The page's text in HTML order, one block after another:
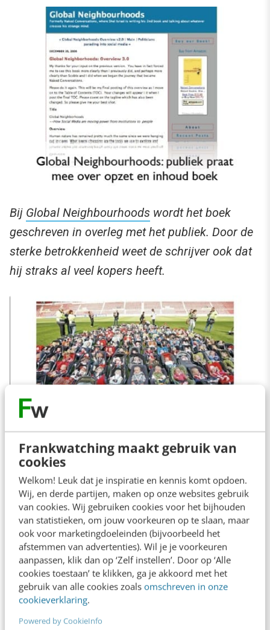
Frankwatching maakt gebruik van
cookies
Welkom! Leuk dat je inspiratie en kennis komt opdoen.
Wij, en derde partijen, maken op onze websites gebruik
van cookies. Wij gebruiken cookies voor het bijhouden
van statistieken, om jouw voorkeuren op te slaan, maar
ook voor marketingdoeleinden (bijvoorbeeld het
afstemmen van advertenties). Wil je je voorkeuren
aanpassen, klik dan op ‘Zelf instellen’. Door op ‘Alle
cookies toestaan’ te klikken, ga je akkoord met het
gebruik van alle cookies zoals omschreven in onze
cookieverklaring.
Powered by CookieInfo
Bij Global Neighbourhoods wordt het boek
geschreven in overleg met het publiek. Door de
sterke betrokkenheid weet de schrijver ook dat
hij straks al veel kopers heeft.
BijPSV is het merk voor een groot deel ‘van alle
leden’. Dit geeft een enorme betrokkenheid.
3. Collaboration